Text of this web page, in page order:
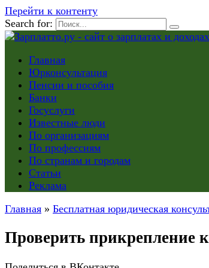
Перейти к контенту
Search for:
Главная
Юрконсультация
Пенсии и пособия
Банки
Госуслуги
Известные люди
По организациям
По профессиям
По странам и городам
Статьи
Реклама
Главная » Бесплатная юридическая
Проверить прикрепление